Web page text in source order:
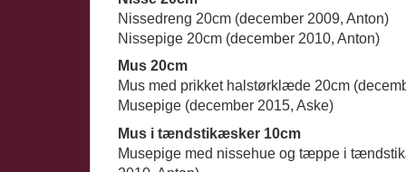
Nissedreng 20cm (december 2009, Anton)
Nissepige 20cm (december 2010, Anton)
Mus 20cm
Mus med prikket halstørklæde 20cm
Musepige (december 2015, Aske)
Mus i tændstikæsker 10cm
Musepige med nissehue og tæppe i